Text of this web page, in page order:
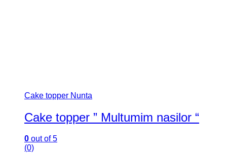
Cake topper Nunta
Cake topper ” Multumim nasilor “
0 out of 5
(0)